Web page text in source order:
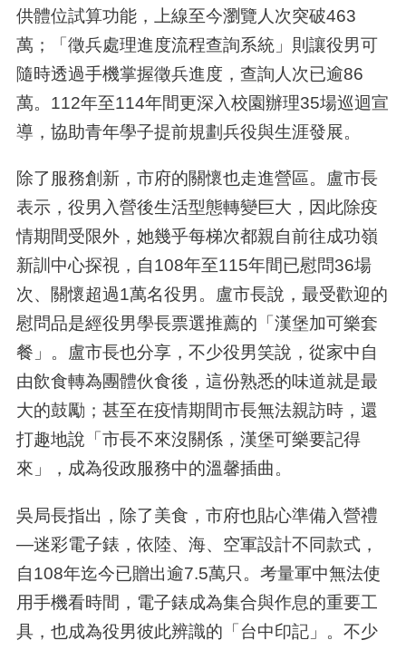
供體位試算功能，上線至今瀏覽人次突破463
萬；「徵兵處理進度流程查詢系統」則讓役男可
隨時透過手機掌握徵兵進度，查詢人次已逾86
萬。112年至114年間更深入校園辦理35場巡迴宣
導，協助青年學子提前規劃兵役與生涯發展。
除了服務創新，市府的關懷也走進營區。盧市長
表示，役男入營後生活型態轉變巨大，因此除疫
情期間受限外，她幾乎每梯次都親自前往成功嶺
新訓中心探視，自108年至115年間已慰問36場
次、關懷超過1萬名役男。盧市長說，最受歡迎的
慰問品是經役男學長票選推薦的「漢堡加可樂套
餐」。盧市長也分享，不少役男笑說，從家中自
由飲食轉為團體伙食後，這份熟悉的味道就是最
大的鼓勵；甚至在疫情期間市長無法親訪時，還
打趣地說「市長不來沒關係，漢堡可樂要記得
來」，成為役政服務中的溫馨插曲。
吳局長指出，除了美食，市府也貼心準備入營禮
—迷彩電子錶，依陸、海、空軍設計不同款式，
自108年迄今已贈出逾7.5萬只。考量軍中無法使
用手機看時間，電子錶成為集合與作息的重要工
具，也成為役男彼此辨識的「台中印記」。不少